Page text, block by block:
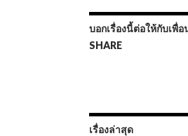
บอกเรื่องนี้ต่อให้กับเพื่
SHARE
เรื่องล่าสุด